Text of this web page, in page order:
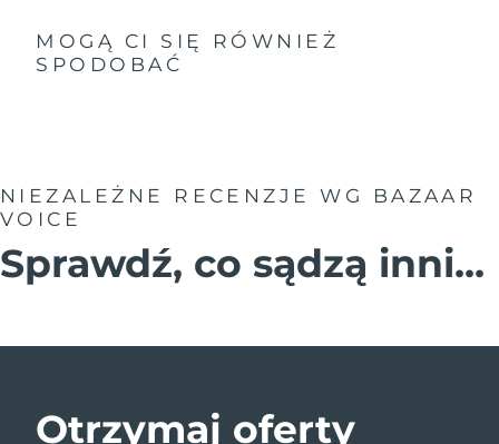
MOGĄ CI SIĘ RÓWNIEŻ
SPODOBAĆ
NIEZALEŻNE RECENZJE
WG BAZAAR
VOICE
Sprawdź, co sądzą inni...
Otrzymaj oferty